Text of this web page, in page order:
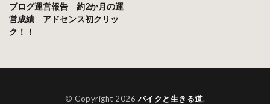
ブログ運営報告 約2か月の運
営成績 アドセンス初クリッ
ク！！
© Copyright 2026 バイクと生きる道.